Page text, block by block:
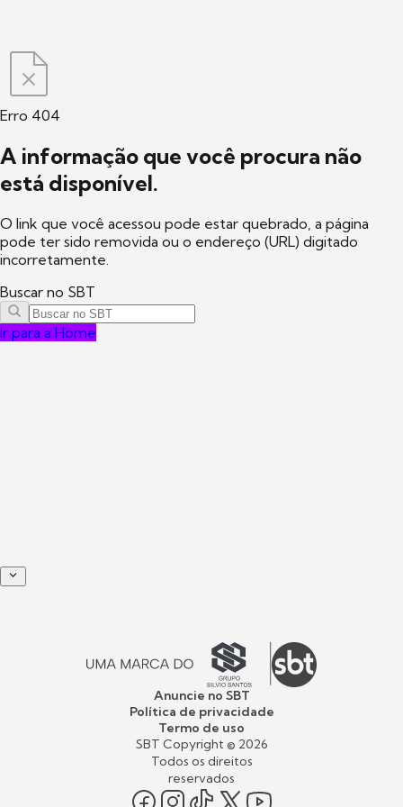
Erro 404
A informação que você procura não
está disponível.
O link que você acessou pode estar quebrado, a página
pode ter sido removida ou o endereço (URL) digitado
incorretamente.
Buscar no SBT
Ir para a Home
Anuncie no SBT
Política de privacidade
Termo de uso
SBT Copyright © 2026
Todos os direitos
reservados